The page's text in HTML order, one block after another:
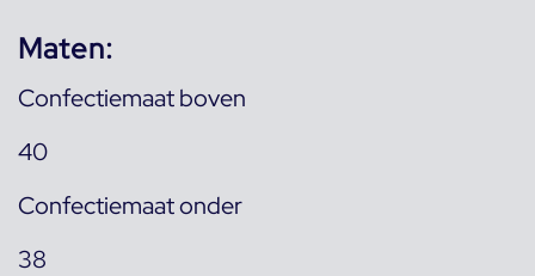
Maten:
Confectiemaat boven
40
Confectiemaat onder
38